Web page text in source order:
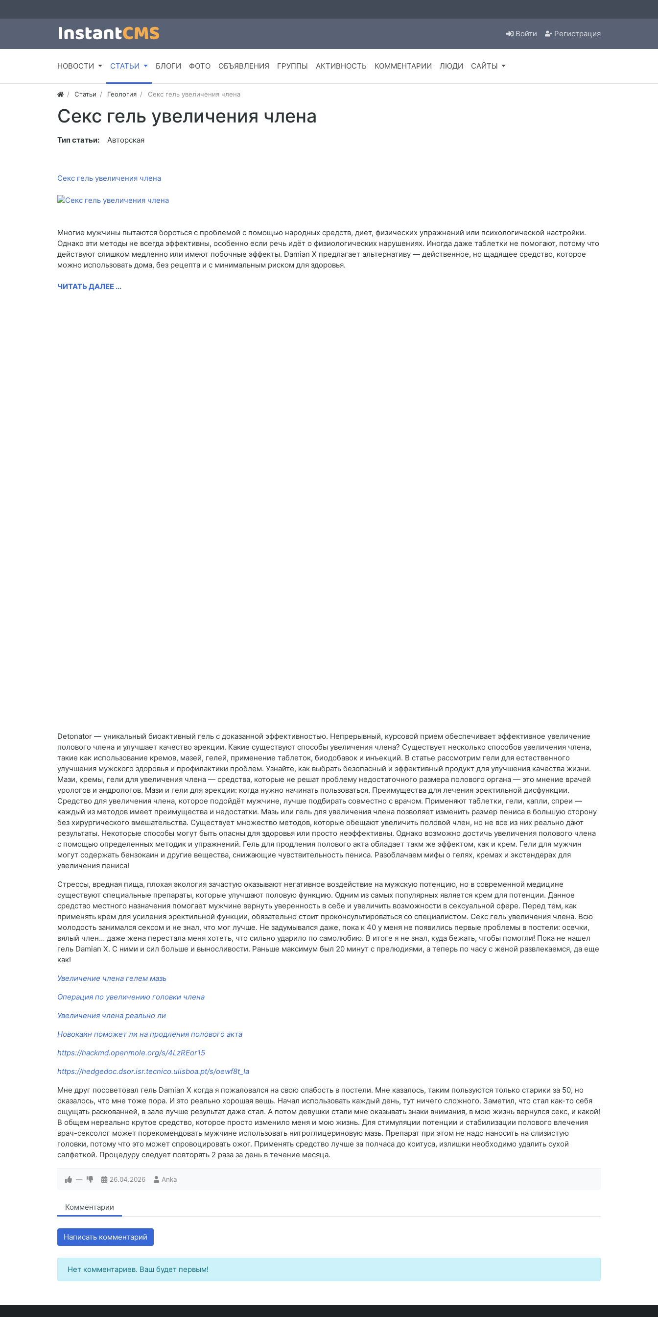
Войти Регистрация
НОВОСТИ СТАТЬИ БЛОГИ ФОТО ОБЪЯВЛЕНИЯ ГРУППЫ АКТИВНОСТЬ КОММЕНТАРИИ ЛЮДИ САЙТЫ
Статьи Геология Секс гель увеличения члена
Секс гель увеличения члена
Тип статьи: Авторская
Секс гель увеличения члена
Многие мужчины пытаются бороться с проблемой с помощью народных средств, диет, физических упражнений или психологической настройки.
Однако эти методы не всегда эффективны, особенно если речь идёт о физиологических нарушениях. Иногда даже таблетки не помогают, потому что
действуют слишком медленно или имеют побочные эффекты. Damian X предлагает альтернативу — действенное, но щадящее средство, которое
можно использовать дома, без рецепта и с минимальным риском для здоровья.
ЧИТАТЬ ДАЛЕЕ ...
Detonator — уникальный биоактивный гель с доказанной эффективностью. Непрерывный, курсовой прием обеспечивает эффективное увеличение
полового члена и улучшает качество эрекции. Какие существуют способы увеличения члена? Существует несколько способов увеличения члена,
такие как использование кремов, мазей, гелей, применение таблеток, биодобавок и инъекций. В статье рассмотрим гели для естественного
улучшения мужского здоровья и профилактики проблем. Узнайте, как выбрать безопасный и эффективный продукт для улучшения качества жизни.
Мази, кремы, гели для увеличения члена — средства, которые не решат проблему недостаточного размера полового органа — это мнение врачей
урологов и андрологов. Мази и гели для эрекции: когда нужно начинать пользоваться. Преимущества для лечения эректильной дисфункции.
Средство для увеличения члена, которое подойдёт мужчине, лучше подбирать совместно с врачом. Применяют таблетки, гели, капли, спреи —
каждый из методов имеет преимущества и недостатки. Мазь или гель для увеличения члена позволяет изменить размер пениса в большую сторону
без хирургического вмешательства. Существует множество методов, которые обещают увеличить половой член, но не все из них реально дают
результаты. Некоторые способы могут быть опасны для здоровья или просто неэффективны. Однако возможно достичь увеличения полового члена
с помощью определенных методик и упражнений. Гель для продления полового акта обладает такм же эффектом, как и крем. Гели для мужчин
могут содержать бензокаин и другие вещества, снижающие чувствительность пениса. Разоблачаем мифы о гелях, кремах и экстендерах для
увеличения пениса!
Стрессы, вредная пища, плохая экология зачастую оказывают негативное воздействие на мужскую потенцию, но в современной медицине
существуют специальные препараты, которые улучшают половую функцию. Одним из самых популярных является крем для потенции. Данное
средство местного назначения помогает мужчине вернуть уверенность в себе и увеличить возможности в сексуальной сфере. Перед тем, как
применять крем для усиления эректильной функции, обязательно стоит проконсультироваться со специалистом. Секс гель увеличения члена. Всю
молодость занимался сексом и не знал, что мог лучше. Не задумывался даже, пока к 40 у меня не появились первые проблемы в постели: осечки,
вялый член… даже жена перестала меня хотеть, что сильно ударило по самолюбию. В итоге я не знал, куда бежать, чтобы помогли! Пока не нашел
гель Damian X. С ними и сил больше и выносливости. Раньше максимум был 20 минут с прелюдиями, а теперь по часу с женой развлекаемся, да еще
как!
Увеличение члена гелем мазь
Операция по увеличению головки члена
Увеличения члена реально ли
Новокаин поможет ли на продления полового акта
https://hackmd.openmole.org/s/4LzREor15
https://hedgedoc.dsor.isr.tecnico.ulisboa.pt/s/oewf8t_Ia
Мне друг посоветовал гель Damian X когда я пожаловался на свою слабость в постели. Мне казалось, таким пользуются только старики за 50, но
оказалось, что мне тоже пора. И это реально хорошая вещь. Начал использовать каждый день, тут ничего сложного. Заметил, что стал как-то себя
ощущать раскованней, в зале лучше результат даже стал. А потом девушки стали мне оказывать знаки внимания, в мою жизнь вернулся секс, и какой!
В общем нереально крутое средство, которое просто изменило меня и мою жизнь. Для стимуляции потенции и стабилизации полового влечения
врач-сексолог может порекомендовать мужчине использовать нитроглицериновую мазь. Препарат при этом не надо наносить на слизистую
головки, потому что это может спровоцировать ожог. Применять средство лучше за полчаса до коитуса, излишки необходимо удалить сухой
салфеткой. Процедуру следует повторять 2 раза за день в течение месяца.
— 26.04.2026 Anka
Комментарии
Написать комментарий
Нет комментариев. Ваш будет первым!